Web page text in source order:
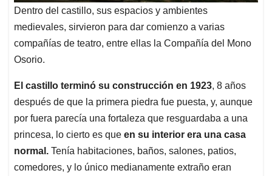
Dentro del castillo, sus espacios y ambientes
medievales, sirvieron para dar comienzo a varias
compañías de teatro, entre ellas la Compañía del Mono
Osorio.
El castillo terminó su construcción en 1923, 8 años
después de que la primera piedra fue puesta, y, aunque
por fuera parecía una fortaleza que resguardaba a una
princesa, lo cierto es que en su interior era una casa
normal. Tenía habitaciones, baños, salones, patios,
comedores, y lo único medianamente extraño eran